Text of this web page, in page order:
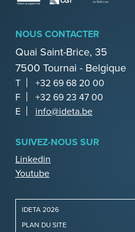
NOUS CONTACTER
Quai Saint-Brice, 35
7500 Tournai - Belgique
T
+32 69 68 20 00
F
+32 69 23 47 00
E
info@ideta.be
SUIVEZ-NOUS SUR
Linkedin
Youtube
IDETA 2026
PLAN DU SITE